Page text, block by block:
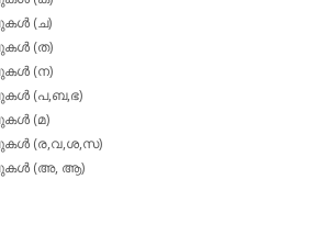
(ച)
(ത)
(ന)
(പ,ബ,ഭ)
(മ)
(ര,വ,ശ,സ)
(അ, ആ)